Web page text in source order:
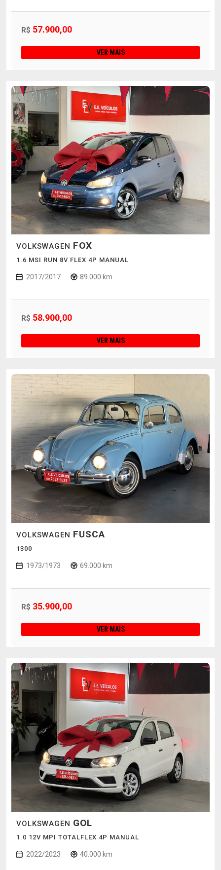
R$ 57.900,00
VER MAIS
VOLKSWAGEN FOX
1.6 MSI RUN 8V FLEX 4P MANUAL
2017/2017 89.000 km
R$ 58.900,00
VER MAIS
VOLKSWAGEN FUSCA
1300
1973/1973 69.000 km
R$ 35.900,00
VER MAIS
VOLKSWAGEN GOL
1.0 12V MPI TOTALFLEX 4P MANUAL
2022/2023 40.000 km